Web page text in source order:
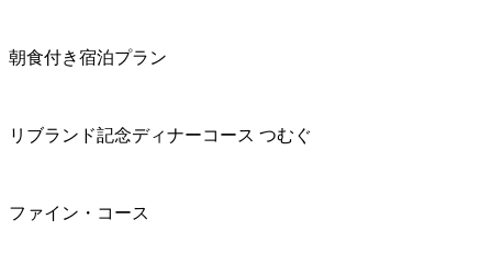
朝食付き宿泊プラン
リブランド記念ディナーコース つむぐ
ファイン・コース